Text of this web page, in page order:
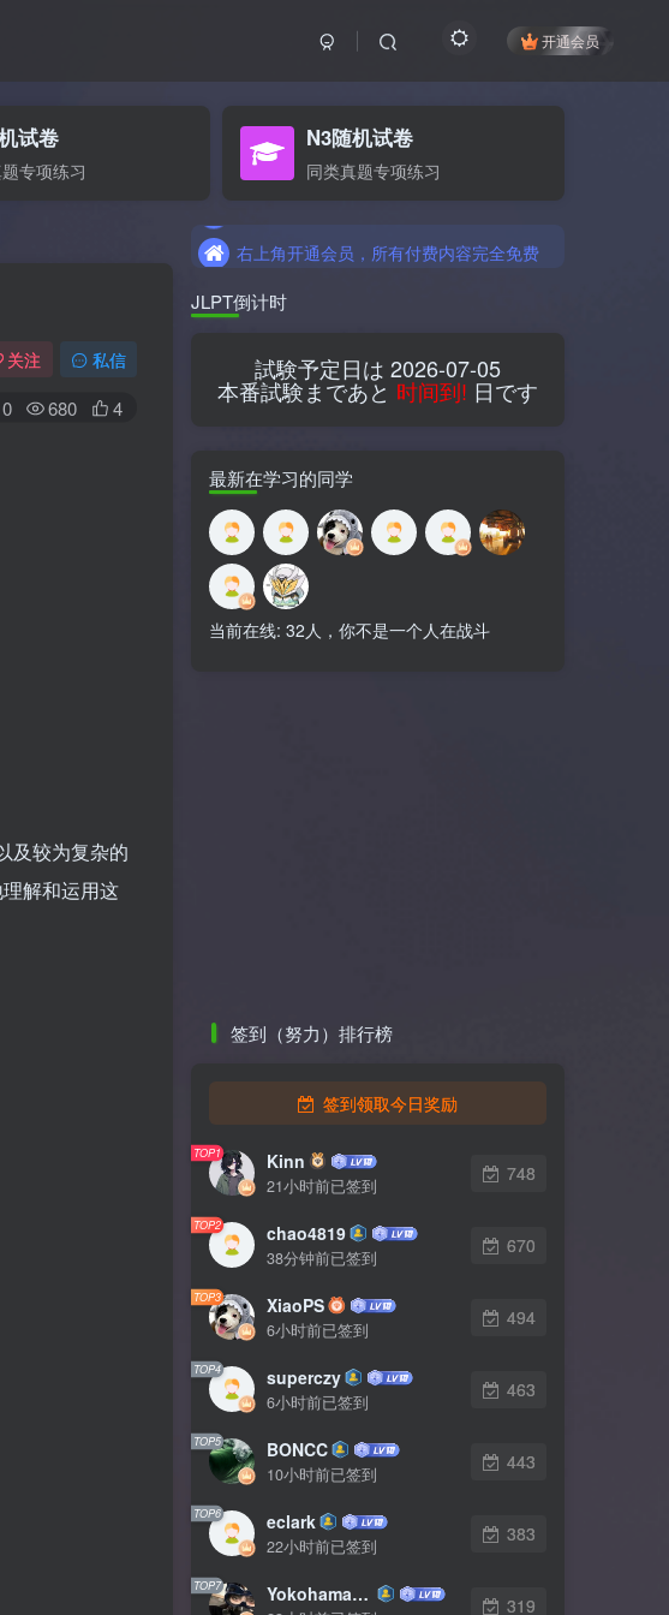
开通会员
试卷
专项练习
N3随机试卷
同类真题专项练习
关注 私信
0 680 4
及较为复杂的
解和运用这
右上角开通会员，所有付费内容完全免费
右上角开通会员，所有付费内容完全免费
右上角开通会员，所有付费内容完全免费
JLPT倒计时
試験予定日は 2026-07-05
本番試験まであと 时间到! 日です
最新在学习的同学
当前在线: 32人，你不是一个人在战斗
签到（努力）排行榜
签到领取今日奖励
TOP1 Kinn
21小时前已签到
748
TOP2 chao4819
38分钟前已签到
670
TOP3 XiaoPS
6小时前已签到
494
TOP4 superczy
6小时前已签到
463
TOP5 BONCC
10小时前已签到
443
TOP6 eclark
22小时前已签到
383
TOP7 YokohamaSuzuki 319